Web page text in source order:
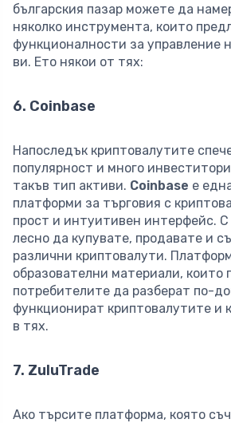
българския пазар можете да
няколко инструмента, които
функционалности за управление
ви. Ето някои от тях:
6. Coinbase
Напоследък криптовалутите
популярност и много
такъв тип активи. Coinbase е
платформи за търговия с
прост и интуитивен интерфейс.
лесно да купувате, продавате и
различни криптовалути.
образователни материали, които
потребителите да разберат по-
функционират криптовалутите и
в тях.
7. ZuluTrade
Ако търсите платформа, която